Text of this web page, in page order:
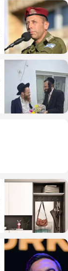
תוכן שיווקי
משפט